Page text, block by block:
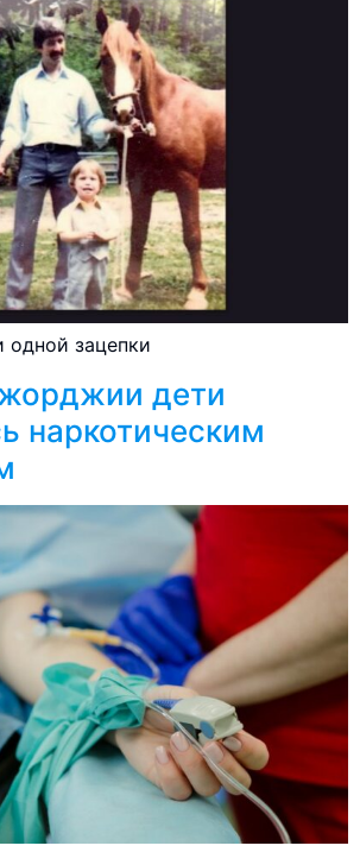
одной зацепки
дети
наркотическим